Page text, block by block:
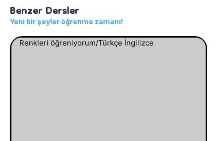
Benzer Dersler
Yeni bir şeyler öğrenme zamanı!